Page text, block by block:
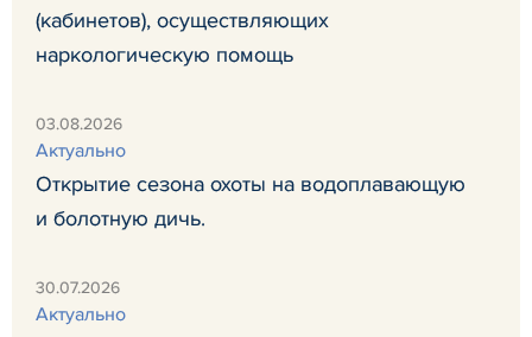
(кабинетов), осуществляющих
наркологическую помощь
03.08.2026
Актуально
Открытие сезона охоты на водоплавающую
и болотную дичь.
30.07.2026
Актуально